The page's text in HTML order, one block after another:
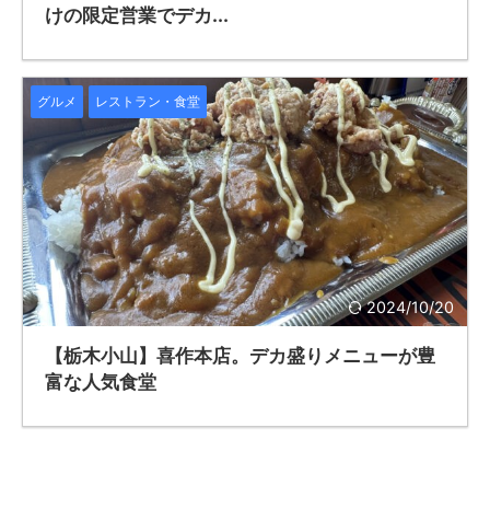
けの限定営業でデカ...
2024/10/20
グルメ レストラン・食堂
【栃木小山】喜作本店。デカ盛りメニューが豊
富な人気食堂